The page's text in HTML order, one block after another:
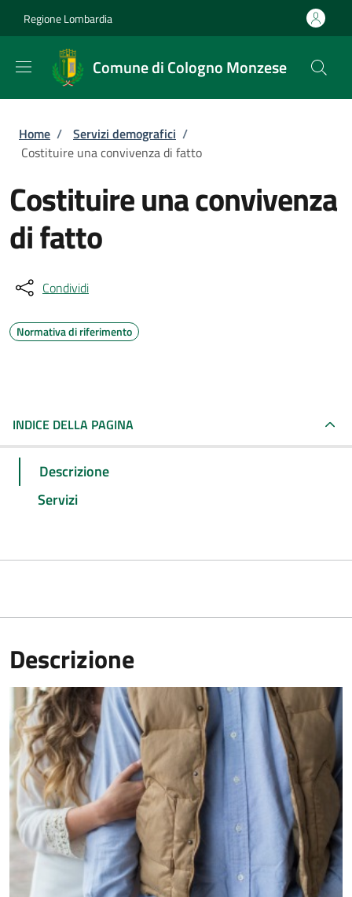
Regione Lombardia
Comune di Cologno Monzese
Briciole di pane
Home / Servizi demografici /
Costituire una convivenza di fatto
Costituire una convivenza
di fatto
Condividi
Normativa di riferimento
INDICE DELLA PAGINA
Descrizione
Servizi
Descrizione